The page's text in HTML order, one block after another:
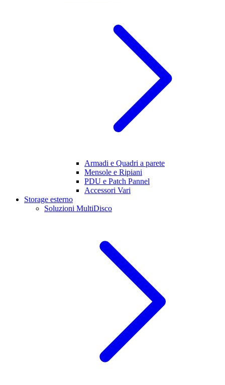
Armadi e Quadri a parete
Mensole e Ripiani
PDU e Patch Pannel
Accessori Vari
Storage esterno
Soluzioni MultiDisco